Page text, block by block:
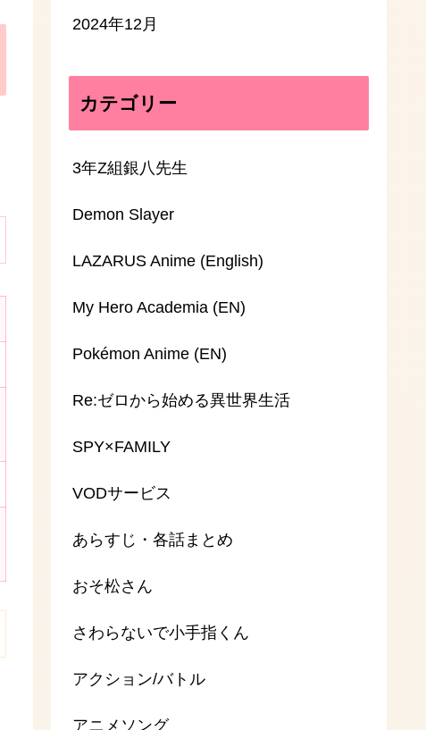
2024年12月
カテゴリー
3年Z組銀八先生
Demon Slayer
LAZARUS Anime (English)
My Hero Academia (EN)
Pokémon Anime (EN)
Re:ゼロから始める異世界生活
SPY×FAMILY
VODサービス
あらすじ・各話まとめ
おそ松さん
さわらないで小手指くん
アクション/バトル
アニメソング